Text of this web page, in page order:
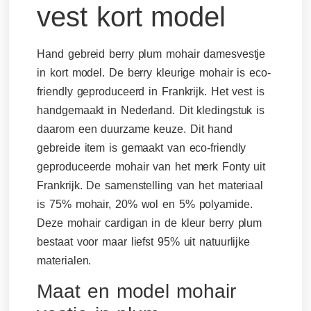
vest kort model
Hand gebreid berry plum mohair damesvestje
in kort model. De berry kleurige mohair is eco-
friendly geproduceerd in Frankrijk. Het vest is
handgemaakt in Nederland. Dit kledingstuk is
daarom een duurzame keuze. Dit hand
gebreide item is gemaakt van eco-friendly
geproduceerde mohair van het merk Fonty uit
Frankrijk. De samenstelling van het materiaal
is 75% mohair, 20% wol en 5% polyamide.
Deze mohair cardigan in de kleur berry plum
bestaat voor maar liefst 95% uit natuurlijke
materialen.
Maat en model mohair